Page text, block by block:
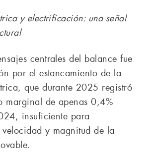
y electrificación: una señal
centrales del balance fue
por el estancamiento de la
que durante 2025 registró
marginal de apenas 0,4%
insuficiente para
y magnitud de la